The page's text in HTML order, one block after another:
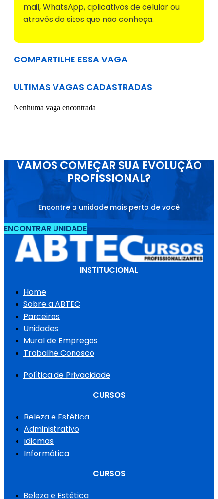
mail, WhatsApp, aplicativos de celular ou
através de sites que não conheça.
COMPARTILHE ESSA VAGA
ULTIMAS VAGAS CADASTRADAS
Nenhuma vaga encontrada
VAMOS COMEÇAR SUA EVOLUÇÃO
PROFISSIONAL?
Encontre a unidade mais perto de você
ENCONTRAR UNIDADE
INSTITUCIONAL
Home
Sobre a ABTEC
Parceiros
Unidades
Mural de Empregos
Trabalhe Conosco
Política de Privacidade
CURSOS
Beleza e Estética
Administrativo
Idiomas
Informática
CURSOS
Beleza e Estética